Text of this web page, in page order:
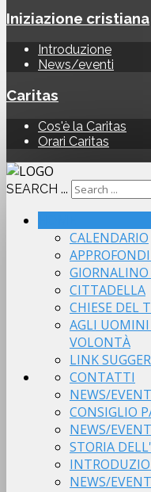
Iniziazione cristiana
Introduzione
News/eventi
Caritas
Cos'è la Caritas
Orari Caritas
SEARCH ...
CALENDARIO
GIORNALINO
CITTADELLA
CHIESE DEL
AGLI
VOLONTÀ
LINK
CONTATTI
NEWS/
CONSIGLIO
NEWS/
STORIA
NEWS/